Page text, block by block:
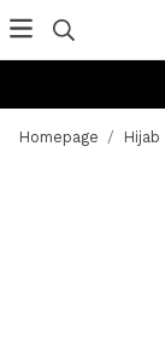
Homepage / Hijab